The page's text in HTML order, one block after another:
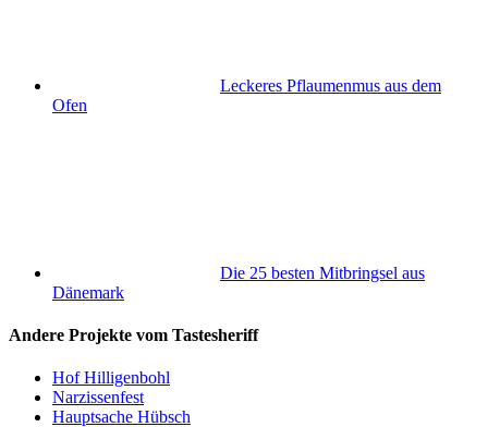
Leckeres Pflaumenmus aus dem
Ofen
Die 25 besten Mitbringsel aus
Dänemark
Andere Projekte vom Tastesheriff
Hof Hilligenbohl
Narzissenfest
Hauptsache Hübsch